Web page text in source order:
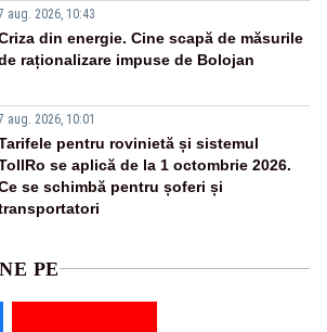
aug. 2026, 10:43
din energie. Cine scapă de măsurile
raționalizare impuse de Bolojan
aug. 2026, 10:01
pentru rovinietă și sistemul
se aplică de la 1 octombrie 2026.
se schimbă pentru șoferi și
PE